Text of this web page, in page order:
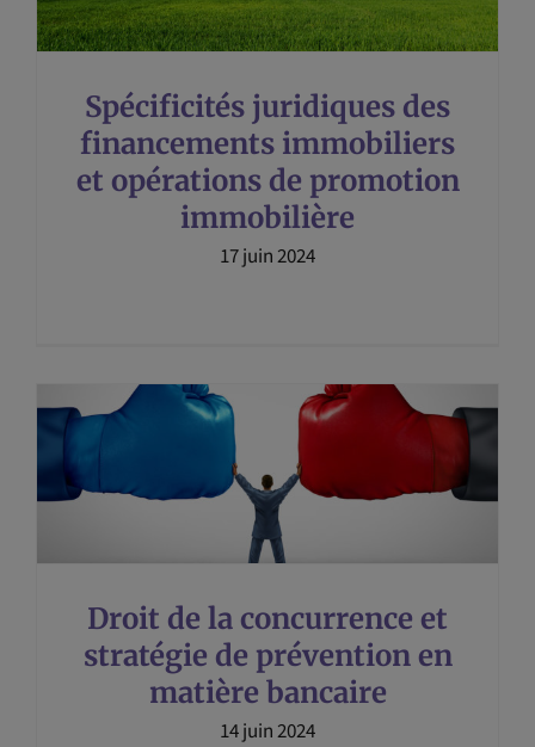
Spécificités juridiques des
financements immobiliers
et opérations de promotion
immobilière
17 juin 2024
Droit de la concurrence et
stratégie de prévention en
matière bancaire
14 juin 2024